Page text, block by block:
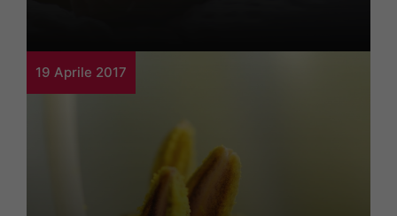
19 Aprile 2017